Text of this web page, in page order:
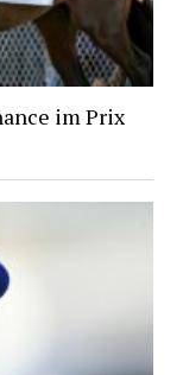
im Prix